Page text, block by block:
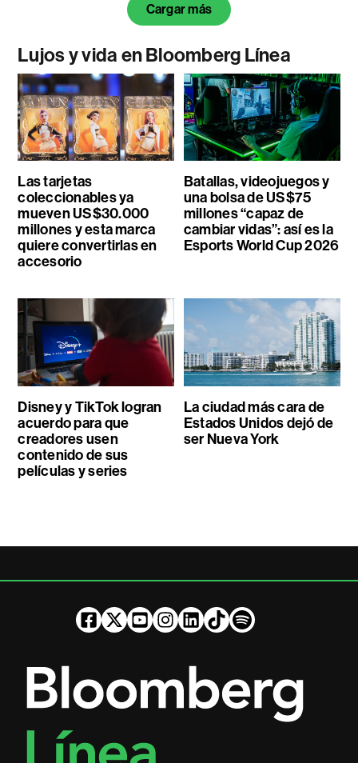
Cargar más
Lujos y vida en Bloomberg Línea
Las tarjetas
coleccionables ya
mueven US$30.000
millones y esta marca
quiere convertirlas en
accesorio
Batallas, videojuegos y
una bolsa de US$75
millones “capaz de
cambiar vidas”: así es la
Esports World Cup 2026
Disney y TikTok logran
acuerdo para que
creadores usen
contenido de sus
películas y series
La ciudad más cara de
Estados Unidos dejó de
ser Nueva York